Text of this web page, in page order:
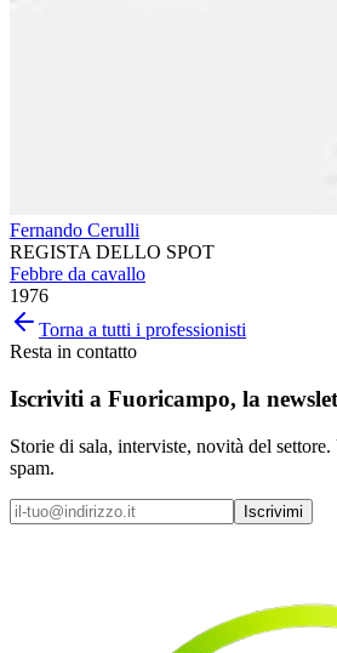
Fernando Cerulli
REGISTA DELLO SPOT
Febbre da cavallo
1976
Torna a tutti i professionisti
Resta in contatto
Iscriviti a Fuoricampo, la
Storie di sala, interviste, novità del
spam.
Iscrivimi